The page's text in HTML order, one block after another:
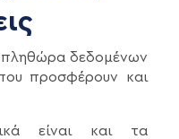
πληθώρα δεδομένων
προσφέρουν και
είναι και τα